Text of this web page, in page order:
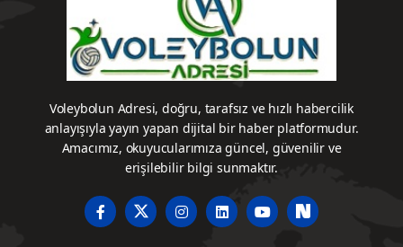
Voleybolun Adresi, doğru, tarafsız ve hızlı habercilik
anlayışıyla yayın yapan dijital bir haber platformudur.
Amacımız, okuyucularımıza güncel, güvenilir ve
erişilebilir bilgi sunmaktır.